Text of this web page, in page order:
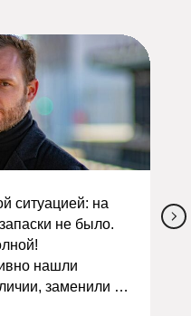
ситуацией: на
не было.
нашли
заменили и
заняло